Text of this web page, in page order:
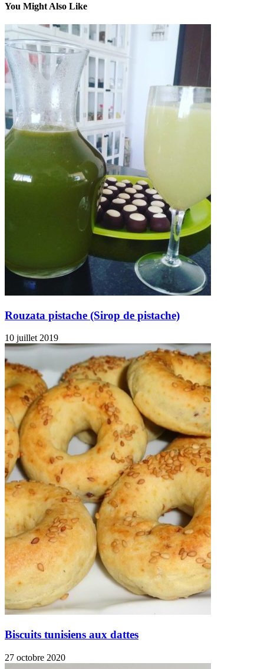
You Might Also Like
Rouzata pistache (Sirop de pistache)
10 juillet 2019
Biscuits tunisiens aux dattes
27 octobre 2020